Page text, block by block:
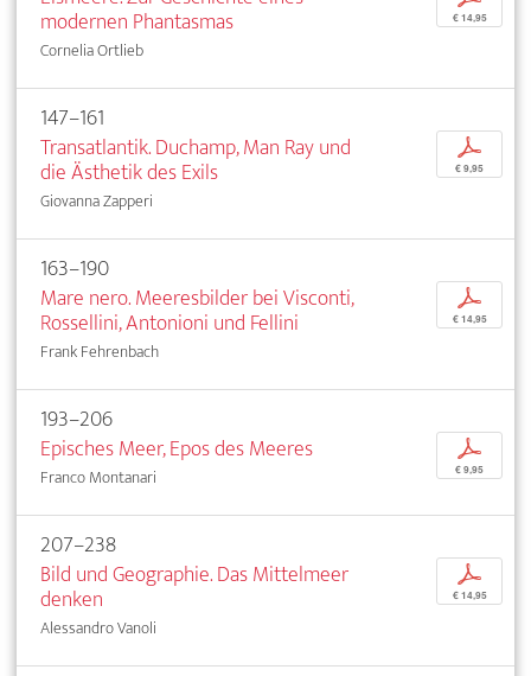
modernen Phantasmas
Cornelia Ortlieb
€ 14,95
147–161
Transatlantik. Duchamp, Man Ray und
die Ästhetik des Exils
Giovanna Zapperi
p
€ 9,95
163–190
Mare nero. Meeresbilder bei Visconti,
Rossellini, Antonioni und Fellini
Frank Fehrenbach
p
€ 14,95
193–206
Episches Meer, Epos des Meeres
Franco Montanari
p
€ 9,95
207–238
Bild und Geographie. Das Mittelmeer
denken
Alessandro Vanoli
p
€ 14,95